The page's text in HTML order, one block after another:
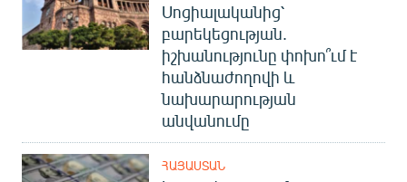
Սոցիալականից՝
բարեկեցության.
իշխանությունը փոխո՞ւմ է
հանձնաժողովի և
նախարարության
անվանումը
ՀԱՅԱՍՏԱՆ